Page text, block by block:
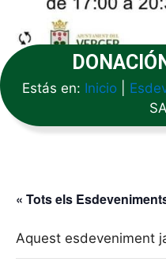
Estás en: Inicio|
« Tots els
Aquest esdeveniment